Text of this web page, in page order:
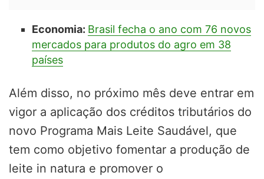
Economia: Brasil fecha o ano com 76 novos
mercados para produtos do agro em 38
países
Além disso, no próximo mês deve entrar em
vigor a aplicação dos créditos tributários do
novo Programa Mais Leite Saudável, que
tem como objetivo fomentar a produção de
leite in natura e promover o